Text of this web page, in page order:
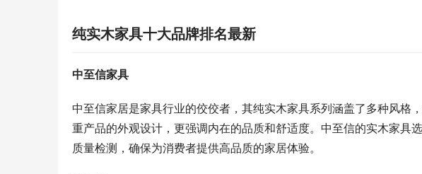
纯实木家具十大品牌排名最新
中至信家具
中至信家居是家具行业的佼佼者，其纯实木家具系列涵盖了多种风格
重产品的外观设计，更强调内在的品质和舒适度。中至信的实木家具
质量检测，确保为消费者提供高品质的家居体验。